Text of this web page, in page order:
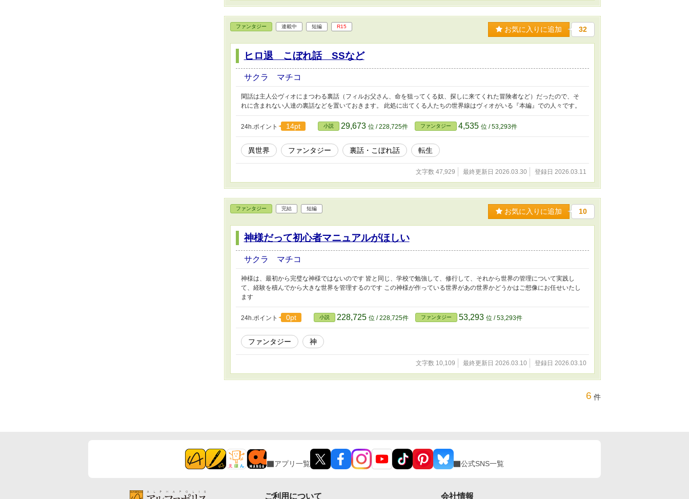
ファンタジー 連載中 短編 R15 お気に入りに追加 32
ヒロ退 こぼれ話 SSなど
サクラ マチコ
閑話は主人公ヴィオにまつわる裏話（フィルお父さん、命を狙ってくる奴、探しに来てくれた冒険者など）だったので、そ
れに含まれない人達の裏話などを置いておきます。 此処に出てくる人たちの世界線はヴィオがいる『本編』での人々です。
24h.ポイント 14pt 小説 29,673 位 / 228,725件 ファンタジー 4,535 位 / 53,293件
異世界 ファンタジー 裏話・こぼれ話 転生
文字数 47,929 最終更新日 2026.03.30 登録日 2026.03.11
ファンタジー 完結 短編 お気に入りに追加 10
神様だって初心者マニュアルがほしい
サクラ マチコ
神様は、最初から完璧な神様ではないのです 皆と同じ、学校で勉強して、修行して、それから世界の管理について実践し
て、経験を積んでから大きな世界を管理するのです この神様が作っている世界があの世界かどうかはご想像にお任せいたし
ます
24h.ポイント 0pt 小説 228,725 位 / 228,725件 ファンタジー 53,293 位 / 53,293件
ファンタジー 神
文字数 10,109 最終更新日 2026.03.10 登録日 2026.03.10
6 件
アプリ一覧 公式SNS一覧
ご利用について 会社情報